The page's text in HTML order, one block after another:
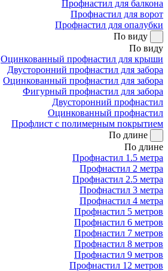
Профнастил для балкона
Профнастил для ворот
Профнастил для опалубки
По виду
По виду
Оцинкованный профнастил для крыши
Двусторонний профнастил для забора
Оцинкованный профнастил для забора
Фигурный профнастил для забора
Двусторонний профнастил
Оцинкованный профнастил
Профлист с полимерным покрытием
По длине
По длине
Профнастил 1.5 метра
Профнастил 2 метра
Профнастил 2.5 метра
Профнастил 3 метра
Профнастил 4 метра
Профнастил 5 метров
Профнастил 6 метров
Профнастил 7 метров
Профнастил 8 метров
Профнастил 9 метров
Профнастил 12 метров